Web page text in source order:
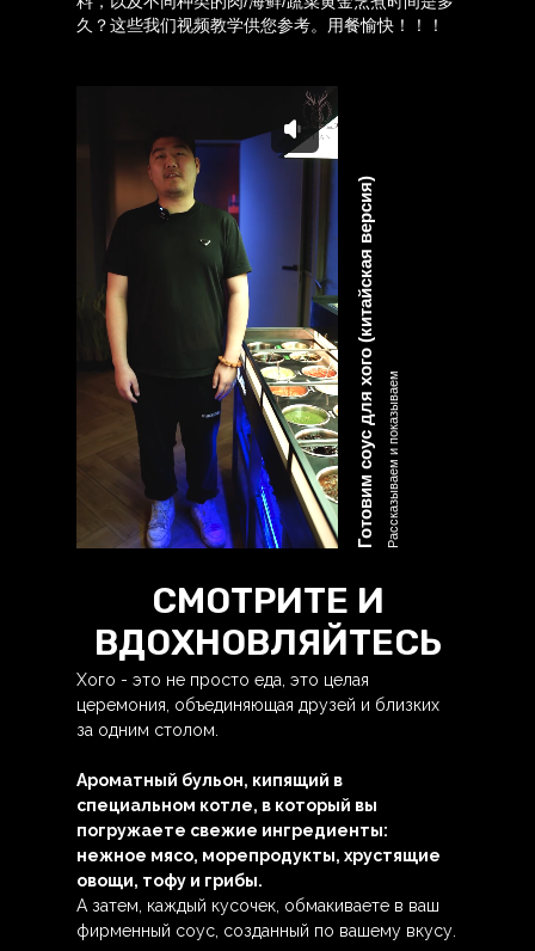
久？这些我们视频教学供您参考。用餐愉快！！！
Готовим соус для хого (китайская версия)Рассказываем и показываем
СМОТРИТЕ И
ВДОХНОВЛЯЙТЕСЬ
Хого - это не просто еда, это целая
церемония, объединяющая друзей и близких
за одним столом.
Ароматный бульон, кипящий в
специальном котле, в который вы
погружаете свежие ингредиенты:
нежное мясо, морепродукты, хрустящие
овощи, тофу и грибы.
А затем, каждый кусочек, обмакиваете в ваш
фирменный соус, созданный по вашему вкусу.